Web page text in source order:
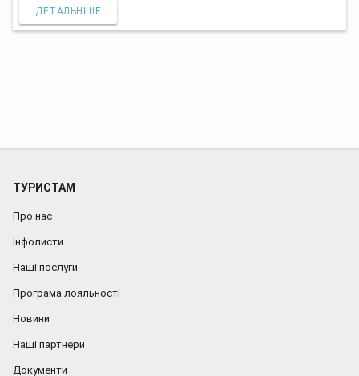
ДЕТАЛЬНІШЕ
ТУРИСТАМ
Про нас
Інфолисти
Наші послуги
Програма лояльності
Новини
Наші партнери
Документи